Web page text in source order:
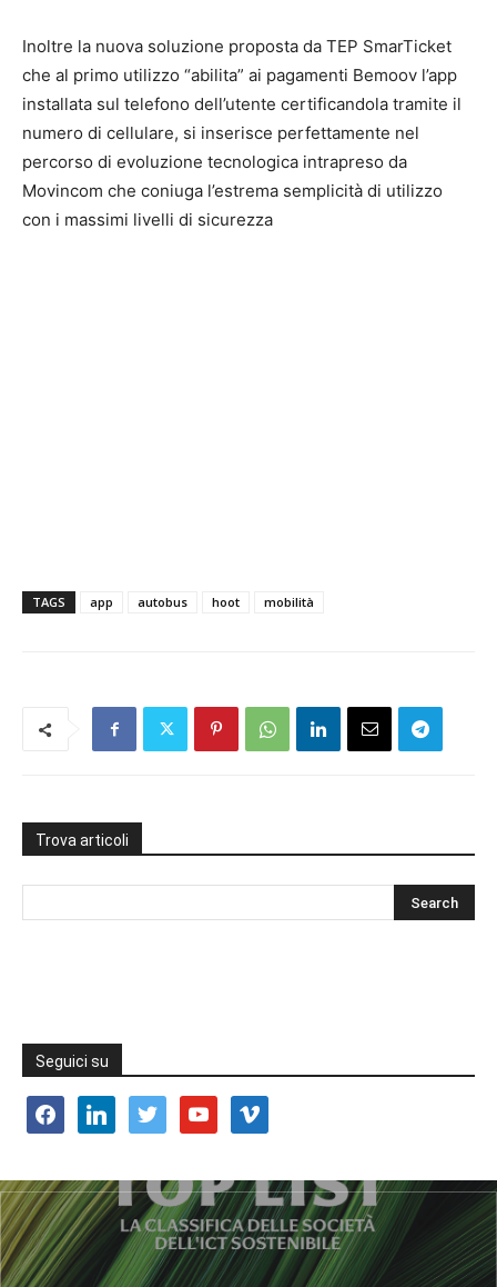
Inoltre la nuova soluzione proposta da TEP SmarTicket
che al primo utilizzo “abilita” ai pagamenti Bemoov l’app
installata sul telefono dell’utente certificandola tramite il
numero di cellulare, si inserisce perfettamente nel
percorso di evoluzione tecnologica intrapreso da
Movincom che coniuga l’estrema semplicità di utilizzo
con i massimi livelli di sicurezza
TAGS app autobus hoot mobilità
Trova articoli
Seguici su
facebooklinkedin twitter youtube vimeo